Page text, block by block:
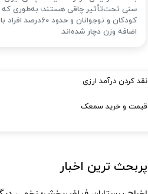
کودکان و نوجوانان و
اضافه وزن دچار شده‌اند.
نقد کردن درآمد ارزی
قیمت و خرید سمعک
پربحث ترین اخبار